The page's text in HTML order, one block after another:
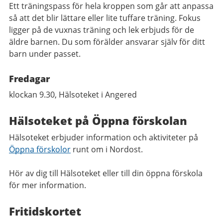
Ett träningspass för hela kroppen som går att anpassa
så att det blir lättare eller lite tuffare träning. Fokus
ligger på de vuxnas träning och lek erbjuds för de
äldre barnen. Du som förälder ansvarar själv för ditt
barn under passet.
Fredagar
klockan 9.30, Hälsoteket i Angered
Hälsoteket på Öppna förskolan
Hälsoteket erbjuder information och aktiviteter på
Öppna förskolor runt om i Nordost.
Hör av dig till Hälsoteket eller till din öppna förskola​
för mer information.
Fritidskortet